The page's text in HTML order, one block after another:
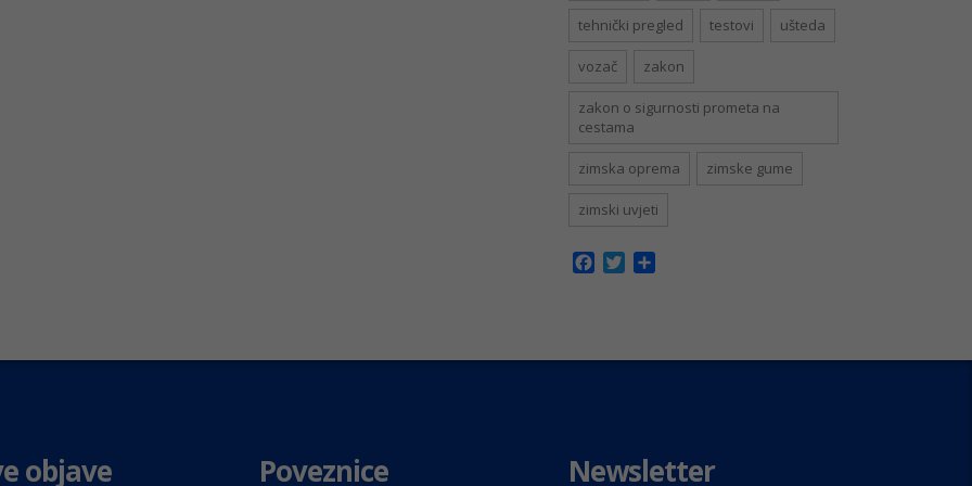
tehnički pregled testovi ušteda
vozač zakon
zakon o sigurnosti prometa na
cestama
zimska oprema zimske gume
zimski uvjeti
Facebook
Twitter
objave Poveznice Newsletter